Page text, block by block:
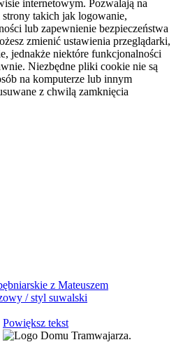
internetowym. Pozwalają na
takich jak logowanie,
lub zapewnienie bezpieczeństwa
zmienić ustawienia przeglądarki,
jednakże niektóre funkcjonalności
Niezbędne pliki cookie nie są
na komputerze lub innym
z chwilą zamknięcia
z Mateuszem
/ styl suwalski
Powiększ tekst